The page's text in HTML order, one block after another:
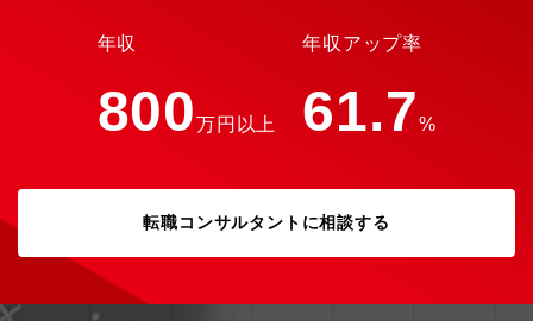
います。【魅力】・担務する上では一部のITテクノロジーだけで
なく案件やシステム全体に関わるテクノロジーと向き合うことに
ルアップが望める環境です。・事業/サービス/ユーザーに近く、グ
ループ各社との連携もありますので、グループや当社の事業を全
案件によりますが週1回程度出張が発生することがあります
年収
800万円以上
年収アップ率
61.7%
転職コンサルタントに相談する